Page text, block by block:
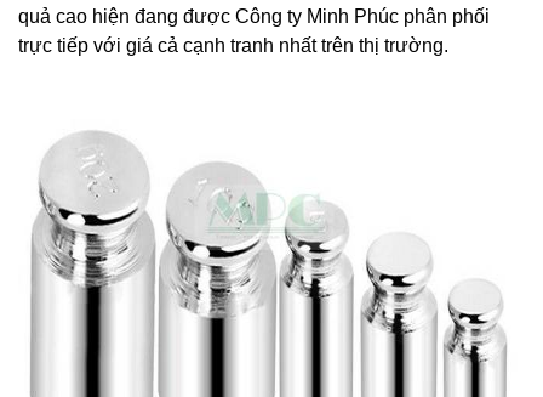
quả cao hiện đang được Công ty Minh Phúc phân phối
trực tiếp với giá cả cạnh tranh nhất trên thị trường.